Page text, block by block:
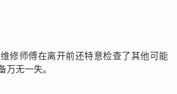
修师傅在离开前还特意检查了其他可能
万无一失。